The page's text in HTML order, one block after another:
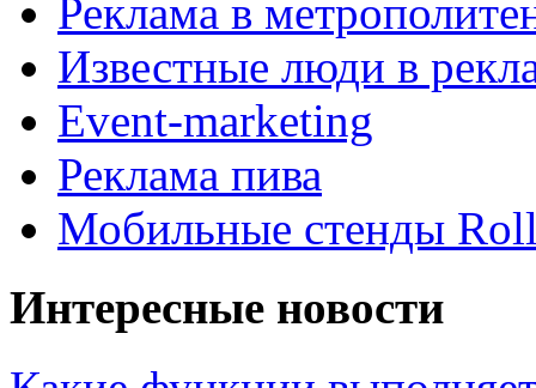
Реклама в
Известные люди в
Event-marketing
Реклама пива
Мобильные стенды
Интересные новости